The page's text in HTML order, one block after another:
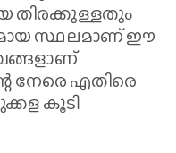
തിരക്കുള്ളതും
സ്ഥലമാണ് ഈ
നേരെ എതിരെ
കൂടി